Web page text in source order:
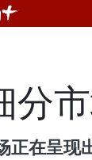
分
正在呈现